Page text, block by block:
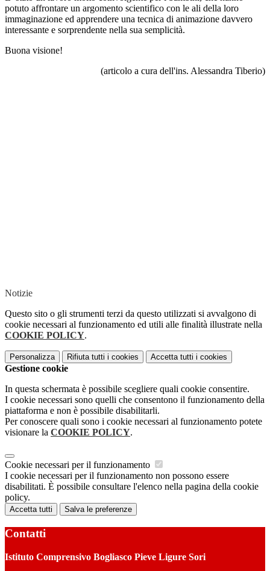
potuto affrontare un argomento scientifico con le ali della loro
immaginazione ed apprendere una tecnica di animazione davvero
interessante e sorprendente nella sua semplicità.
Buona visione!
(articolo a cura dell'ins. Alessandra Tiberio)
Notizie
Questo sito o gli strumenti terzi da questo utilizzati si avvalgono di
cookie necessari al funzionamento ed utili alle finalità illustrate nella
COOKIE POLICY.
Personalizza Rifiuta tutti i cookies Accetta tutti i cookies
Gestione cookie
In questa schermata è possibile scegliere quali cookie consentire.
I cookie necessari sono quelli che consentono il funzionamento della
piattaforma e non è possibile disabilitarli.
Per conoscere quali sono i cookie necessari al funzionamento potete
visionare la COOKIE POLICY.
Cookie necessari per il funzionamento
I cookie necessari per il funzionamento non possono essere
disabilitati. È possibile consultare l'elenco nella pagina della cookie
policy.
Accetta tutti Salva le preferenze
Contatti
Istituto Comprensivo Bogliasco Pieve Ligure Sori